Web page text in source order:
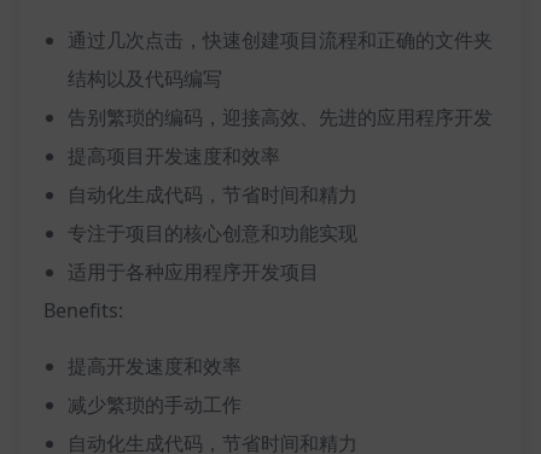
通过几次点击，快速创建项目流程和正确的文件夹
结构以及代码编写
告别繁琐的编码，迎接高效、先进的应用程序开发
提高项目开发速度和效率
自动化生成代码，节省时间和精力
专注于项目的核心创意和功能实现
适用于各种应用程序开发项目
Benefits:
提高开发速度和效率
减少繁琐的手动工作
自动化生成代码，节省时间和精力